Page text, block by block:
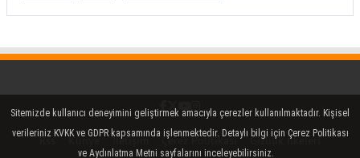
Facebook
Twitter (X)
YouTube
Instagram
Rss Künye İletişim Çerez Politikası Gizlilik İlkeleri
Sitemizde kullanıcı deneyimini geliştirmek amacıyla çerezler kullanılmaktadır. Kişisel
verileriniz KVKK ve GDPR kapsamında işlenmektedir. Detaylı bilgi için Çerez Politikası
ve Aydınlatma Metni sayfalarını inceleyebilirsiniz.